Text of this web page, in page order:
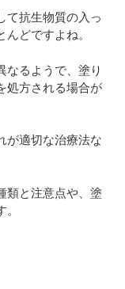
て抗生物質の入っ
どですよね。
なるようで、塗り
処方される場合が
が適切な治療法な
類と注意点や、塗